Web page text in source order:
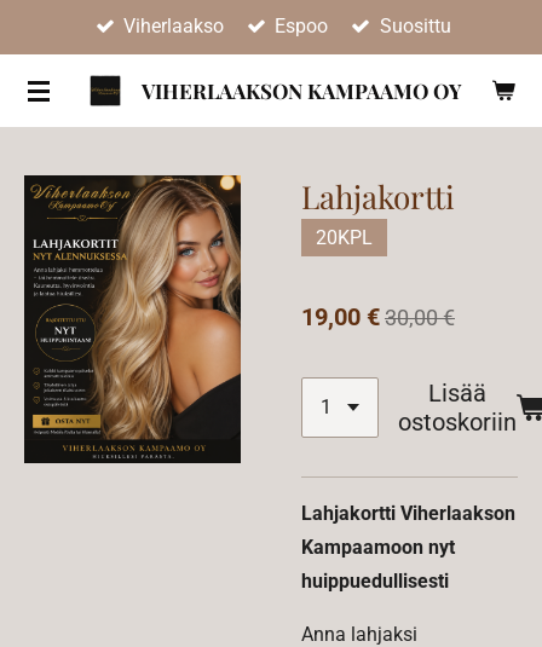
pääsisältöön
VIHERLAAKSON KAMPAAMO OY
Viherlaakso Espoo Suosittu
Lahjakortti
20KPL
19,00 €30,00 €
Lisää
ostoskoriin
Lahjakortti Viherlaakson
Kampaamoon nyt
huippuedullisesti
Anna lahjaksi